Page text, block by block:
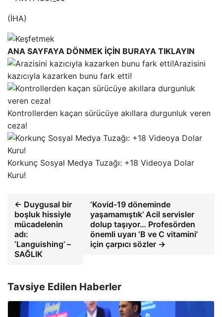
(İHA)
ANA SAYFAYA DÖNMEK İÇİN BURAYA TIKLAYIN
Arazisini
kazıcıyla kazarken bunu fark etti!
Kontrollerden kaçan sürücüye akıllara durgunluk veren
ceza!
Korkunç Sosyal Medya Tuzağı: +18 Videoya Dolar
Kuru!
← Duygusal bir
boşluk hissiyle
mücadelenin
adı:
‘Languishing’ –
SAĞLIK
‘Kovid-19 döneminde
yaşamamıştık’ Acil servisler
dolup taşıyor… Profesörden
önemli uyarı ‘B ve C vitamini’
için çarpıcı sözler →
Tavsiye Edilen Haberler